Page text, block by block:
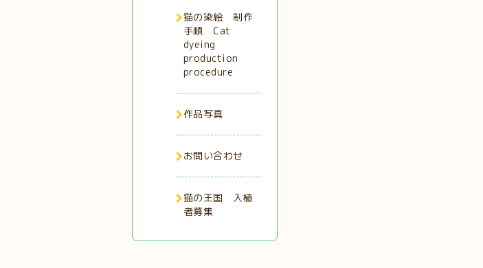
猫の染絵 制作
手順 Cat
dyeing
production
procedure
作品写真
お問い合わせ
猫の王国 入植
者募集